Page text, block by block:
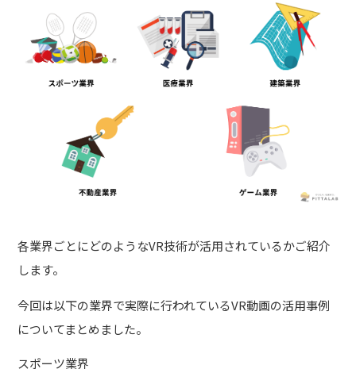
各業界ごとにどのようなVR技術が活用されているかご紹介
します。
今回は以下の業界で実際に行われているVR動画の活用事例
についてまとめました。
スポーツ業界